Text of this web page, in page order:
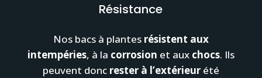
Résistance
Nos bacs à plantes résistent aux
intempéries, à la corrosion et aux chocs. Ils
peuvent donc rester à l’extérieurété